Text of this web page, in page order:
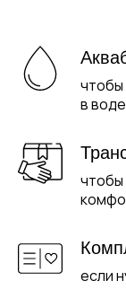
чтобы
в воде
чтобы
если